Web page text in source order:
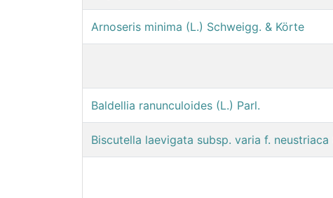
Arnoseris minima (L.) Schweigg. & Körte
Baldellia ranunculoides (L.) Parl.
Biscutella laevigata subsp. varia f. neustriaca